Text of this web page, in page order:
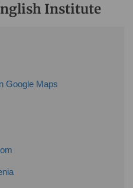
Institute
Google Maps